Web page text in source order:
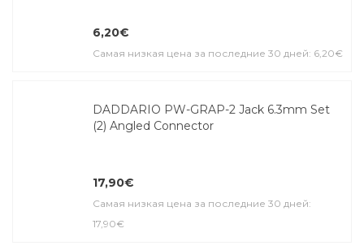
6,20€
Самая низкая цена за последние 30 дней: 6,20€
DADDARIO PW-GRAP-2 Jack 6.3mm Set
(2) Angled Connector
17,90€
Самая низкая цена за последние 30 дней:
17,90€